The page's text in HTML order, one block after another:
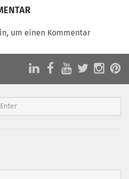
um einen Kommentar